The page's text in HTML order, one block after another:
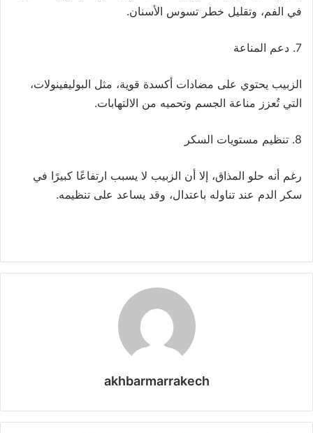
في الفم، وتقليل خطر تسوس الأسنان.
7. دعم المناعة
الزبيب يحتوي على مضادات أكسدة قوية، مثل البوليفينولات،
التي تُعزز مناعة الجسم وتحميه من الالتهابات.
8. تنظيم مستويات السكر
رغم أنه حلو المذاق، إلا أن الزبيب لا يسبب ارتفاعًا كبيرًا في
سكر الدم عند تناوله باعتدال، وقد يساعد على تنظيمه.
akhbarmarrakech